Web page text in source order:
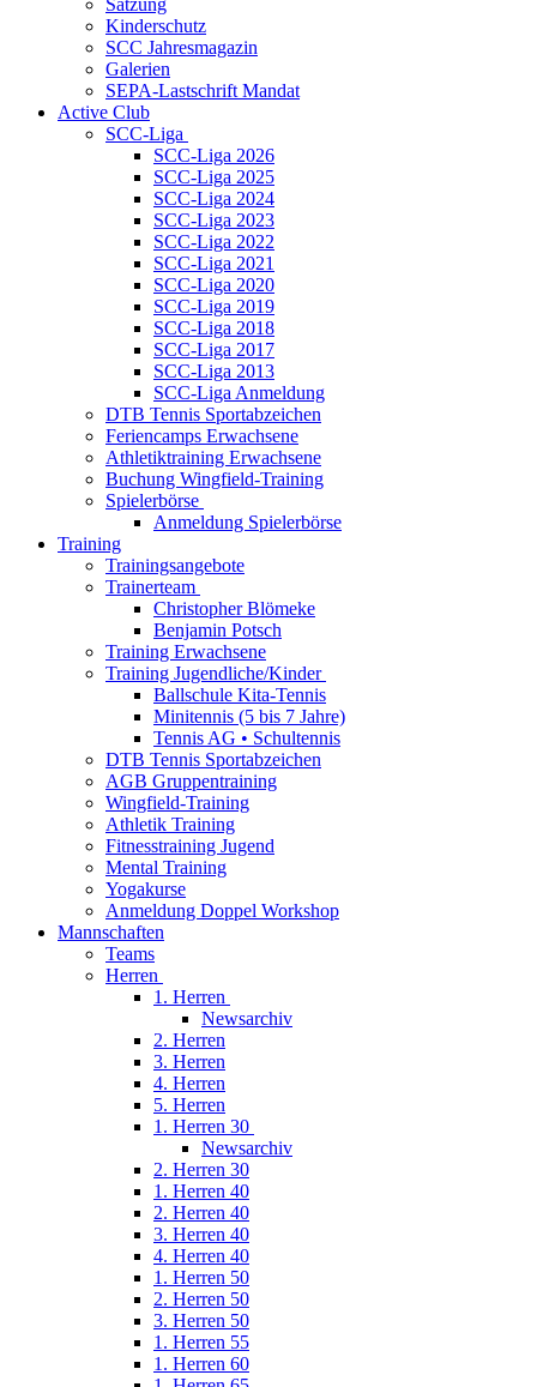
Satzung
Kinderschutz
SCC Jahresmagazin
Galerien
SEPA-Lastschrift Mandat
Active Club
SCC-Liga
SCC-Liga 2026
SCC-Liga 2025
SCC-Liga 2024
SCC-Liga 2023
SCC-Liga 2022
SCC-Liga 2021
SCC-Liga 2020
SCC-Liga 2019
SCC-Liga 2018
SCC-Liga 2017
SCC-Liga 2013
SCC-Liga Anmeldung
DTB Tennis Sportabzeichen
Feriencamps Erwachsene
Athletiktraining Erwachsene
Buchung Wingfield-Training
Spielerbörse
Anmeldung Spielerbörse
Training
Trainingsangebote
Trainerteam
Christopher Blömeke
Benjamin Potsch
Training Erwachsene
Training Jugendliche/Kinder
Ballschule Kita-Tennis
Minitennis (5 bis 7 Jahre)
Tennis AG • Schultennis
DTB Tennis Sportabzeichen
AGB Gruppentraining
Wingfield-Training
Athletik Training
Fitnesstraining Jugend
Mental Training
Yogakurse
Anmeldung Doppel Workshop
Mannschaften
Teams
Herren
1. Herren
Newsarchiv
2. Herren
3. Herren
4. Herren
5. Herren
1. Herren 30
Newsarchiv
2. Herren 30
1. Herren 40
2. Herren 40
3. Herren 40
4. Herren 40
1. Herren 50
2. Herren 50
3. Herren 50
1. Herren 55
1. Herren 60